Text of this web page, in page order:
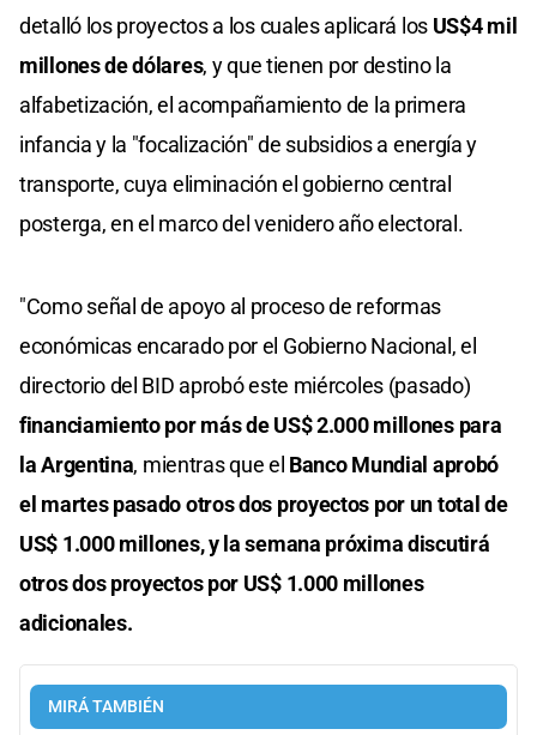
detalló los proyectos a los cuales aplicará los US$4 mil
millones de dólares, y que tienen por destino la
alfabetización, el acompañamiento de la primera
infancia y la "focalización" de subsidios a energía y
transporte, cuya eliminación el gobierno central
posterga, en el marco del venidero año electoral.
"Como señal de apoyo al proceso de reformas
económicas encarado por el Gobierno Nacional, el
directorio del BID aprobó este miércoles (pasado)
financiamiento por más de US$ 2.000 millones para
la Argentina, mientras que el Banco Mundial aprobó
el martes pasado otros dos proyectos por un total de
US$ 1.000 millones, y la semana próxima discutirá
otros dos proyectos por US$ 1.000 millones
adicionales.
MIRÁ TAMBIÉN